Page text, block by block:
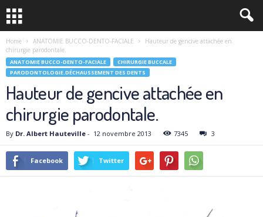
Home ANATOMIE BUCCO-DENTO-FACIALE
Hauteur de gencive attachée en
chirurgie parodontale.
ANATOMIE BUCCO-DENTO-FACIALE
CHIRURGIE BUCCALE
PARODONTOLOGIE.DÉCHAUSSEMENT DES DENTS
Hauteur de gencive attachée en
chirurgie parodontale.
By Dr. Albert Hauteville - 12 novembre 2013 7345 3
Facebook Twitter